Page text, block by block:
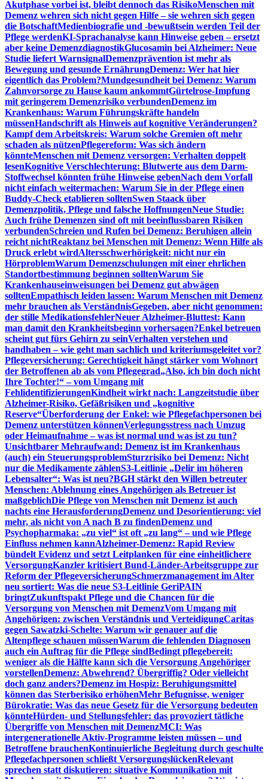
Akutphase vorbei ist, bleibt dennoch das RisikoMenschen mit
Demenz wehren sich nicht gegen Hilfe – sie wehren sich gegen
die BotschaftMedienbiografie und -bewußtsein werden Teil der
Pflege werdenKI-Sprachanalyse kann Hinweise geben – ersetzt
aber keine DemenzdiagnostikGlucosamin bei Alzheimer: Neue
Studie liefert WarnsignalDemenzprävention ist mehr als
Bewegung und gesunde ErnährungDemenz: Wer hat hier
eigentlich das Problem?Mundgesundheit bei Demenz: Warum
Zahnvorsorge zu Hause kaum ankommtGürtelrose-Impfung
mit geringerem Demenzrisiko verbundenDemenz im
Krankenhaus: Warum Führungskräfte handeln
müssenHandschrift als Hinweis auf kognitive Veränderungen?
Kampf dem Arbeitskreis: Warum solche Gremien oft mehr
schaden als nützenPflegereform: Was sich ändern
könnteMenschen mit Demenz versorgen: Verhalten doppelt
lesenKognitive Verschlechterung: Blutwerte aus dem Darm-
Stoffwechsel könnten frühe Hinweise gebenNach dem Vorfall
nicht einfach weitermachen: Warum Sie in der Pflege einen
Buddy-Check etablieren solltenSwen Staack über
Demenzpolitik, Pflege und falsche HoffnungenNeue Studie:
Auch frühe Demenzen sind oft mit beeinflussbaren Risiken
verbundenSchreien und Rufen bei Demenz: Beruhigen allein
reicht nichtReaktanz bei Menschen mit Demenz: Wenn Hilfe als
Druck erlebt wirdAltersschwerhörigkeit: nicht nur ein
HörproblemWarum Demenzschulungen mit einer ehrlichen
Standortbestimmung beginnen solltenWarum Sie
Krankenhauseinweisungen bei Demenz gut abwägen
solltenEmpathisch leiden lassen: Warum Menschen mit Demenz
mehr brauchen als VerständnisGegeben, aber nicht genommen:
der stille MedikationsfehlerNeuer Alzheimer-Bluttest: Kann
man damit den Krankheitsbeginn vorhersagen?Enkel betreuen
scheint gut fürs Gehirn zu seinVerhalten verstehen und
handhaben – wie geht man sachlich und kriteriumsgeleitet vor?
Pflegeversicherung: Gerechtigkeit hängt stärker vom Wohnort
der Betroffenen ab als vom Pflegegrad„Also, ich bin doch nicht
Ihre Tochter!“ – vom Umgang mit
FehlidentifizierungenKindheit wirkt nach: Langzeitstudie über
Alzheimer-Risiko, Gefäßrisiken und „kognitive
Reserve“Überforderung der Enkel: wie Pflegefachpersonen bei
Demenz unterstützen könnenVerlegungsstress nach Umzug
oder Heimaufnahme – was ist normal und was ist zu tun?
Unsichtbarer Mehraufwand: Demenz ist im Krankenhaus
(auch) ein SteuerungsproblemSturzrisiko bei Demenz: Nicht
nur die Medikamente zählenS3-Leitlinie „Delir im höheren
Lebensalter“: Was ist neu?BGH stärkt den Willen betreuter
Menschen: Ablehnung eines Angehörigen als Betreuer ist
maßgeblichDie Pflege von Menschen mit Demenz ist auch
nachts eine HerausforderungDemenz und Desorientierung: viel
mehr, als nicht von A nach B zu findenDemenz und
Psychopharmaka: „zu viel“ ist oft „zu lang“ – und wie Pflege
Einfluss nehmen kannAlzheimer-Demenz: Rapid Review
bündelt Evidenz und setzt Leitplanken für eine einheitlichere
VersorgungKanzler kritisiert Bund-Länder-Arbeitsgruppe zur
Reform der PflegeversicherungSchmerzmanagement im Alter
neu sortiert: Was die neue S3-Leitlinie GeriPAIN
bringtZukunftspakt Pflege und die Chancen für die
Versorgung von Menschen mit DemenzVom Umgang mit
Angehörigen: zwischen Verständnis und VerteidigungCaritas
gegen Sawatzki-Schelte: Warum wir genauer auf die
Altenpflege schauen müssenWarum die fehlenden Diagnosen
auch ein Auftrag für die Pflege sindBedingt pflegebereit:
weniger als die Hälfte kann sich die Versorgung Angehöriger
vorstellenDemenz: Abwehrend? Übergriffig? Oder vielleicht
doch ganz anders?Demenz im Hospiz: Beruhigungsmittel
können das Sterberisiko erhöhenMehr Befugnisse, weniger
Bürokratie: Was das neue Gesetz für die Versorgung bedeuten
könnteHürden- und Stellungsfehler: das provoziert tätliche
Übergriffe von Menschen mit DemenzMCI: Was
intergenerationelle Aktiv-Programme leisten müssen – und
Betroffene brauchenKontinuierliche Begleitung durch geschulte
Pflegefachpersonen schließt VersorgungslückenRelevant
sprechen statt diskutieren: situative Kommunikation mit